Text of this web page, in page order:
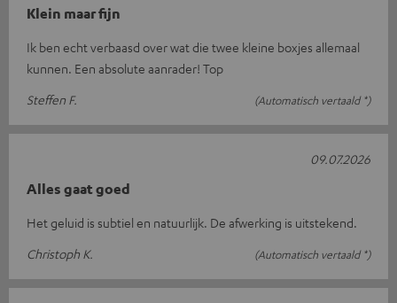
Klein maar fijn
Ik ben echt verbaasd over wat die twee kleine boxjes allemaal
kunnen. Een absolute aanrader! Top
Steffen F.
(Automatisch vertaald *)
Alles gaat goed
Het geluid is subtiel en natuurlijk. De afwerking is uitstekend.
Christoph K.
(Automatisch vertaald *)
09.07.2026